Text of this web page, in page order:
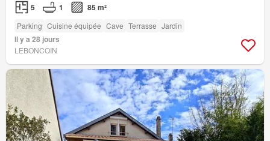
5 1 85 m²
Parking Cuisine équipée Cave Terrasse Jardin
Il y a 28 jours
LEBONCOIN